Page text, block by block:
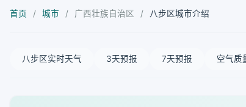
首页 / 城市 / 广西壮族自治区 / 八步区城市介绍
八步区实时天气 3天预报 7天预报 空气质